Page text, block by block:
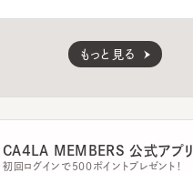
もっと見る
CA4LA MEMBERS 公式アプリ
初回ログインで500ポイントプレゼント！